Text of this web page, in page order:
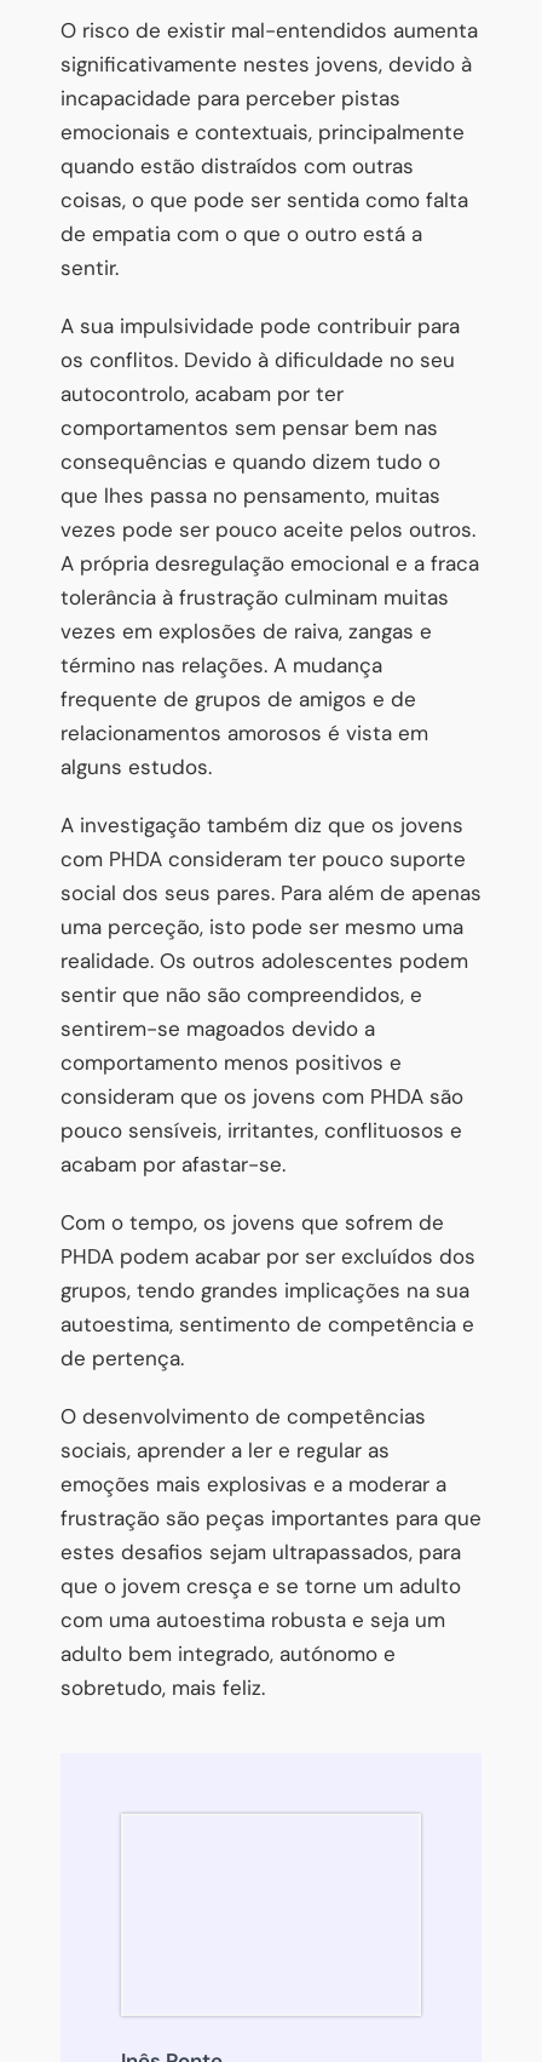
O risco de existir mal-entendidos aumenta
significativamente nestes jovens, devido à
incapacidade para perceber pistas
emocionais e contextuais, principalmente
quando estão distraídos com outras
coisas, o que pode ser sentida como falta
de empatia com o que o outro está a
sentir.
A sua impulsividade pode contribuir para
os conflitos. Devido à dificuldade no seu
autocontrolo, acabam por ter
comportamentos sem pensar bem nas
consequências e quando dizem tudo o
que lhes passa no pensamento, muitas
vezes pode ser pouco aceite pelos outros.
A própria desregulação emocional e a fraca
tolerância à frustração culminam muitas
vezes em explosões de raiva, zangas e
término nas relações. A mudança
frequente de grupos de amigos e de
relacionamentos amorosos é vista em
alguns estudos.
A investigação também diz que os jovens
com PHDA consideram ter pouco suporte
social dos seus pares. Para além de apenas
uma perceção, isto pode ser mesmo uma
realidade. Os outros adolescentes podem
sentir que não são compreendidos, e
sentirem-se magoados devido a
comportamento menos positivos e
consideram que os jovens com PHDA são
pouco sensíveis, irritantes, conflituosos e
acabam por afastar-se.
Com o tempo, os jovens que sofrem de
PHDA podem acabar por ser excluídos dos
grupos, tendo grandes implicações na sua
autoestima, sentimento de competência e
de pertença.
O desenvolvimento de competências
sociais, aprender a ler e regular as
emoções mais explosivas e a moderar a
frustração são peças importantes para que
estes desafios sejam ultrapassados, para
que o jovem cresça e se torne um adulto
com uma autoestima robusta e seja um
adulto bem integrado, autónomo e
sobretudo, mais feliz.